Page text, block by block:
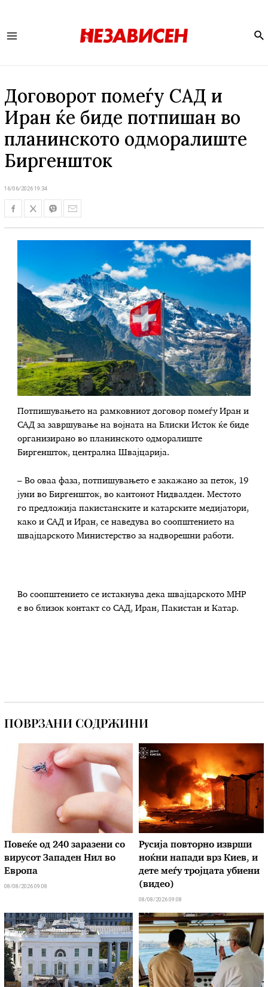
Договорот помеѓу САД и
Иран ќе биде потпишан во
планинското одморалиште
Биргеншток
16/06/2026 19:34
Потпишувањето на рамковниот договор помеѓу Иран и
САД за завршување на војната на Блиски Исток ќе биде
организирано во планинското одморалиште
Биргеншток, централна Швајцарија.
– Во оваа фаза, потпишувањето е закажано за петок, 19
јуни во Биргеншток, во кантонот Нидвалден. Местото
го предложија пакистанските и катарските медијатори,
како и САД и Иран, се наведува во соопштението на
швајцарското Министерство за надворешни работи.
Во соопштението се истакнува дека швајцарското МНР
е во близок контакт со САД, Иран, Пакистан и Катар.
ПОВРЗАНИ СОДРЖИНИ
Повеќе од 240 заразени со
вирусот Западен Нил во
Европа
08/08/2026 09:08
Русија повторно изврши
ноќни напади врз Киев, и
дете меѓу тројцата убиени
(видео)
08/08/2026 09:08